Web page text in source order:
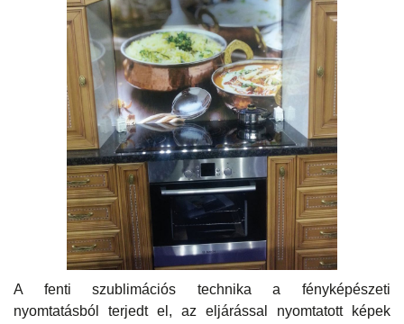
A fenti szublimációs technika a fényképészeti
nyomtatásból terjedt el, az eljárással nyomtatott képek